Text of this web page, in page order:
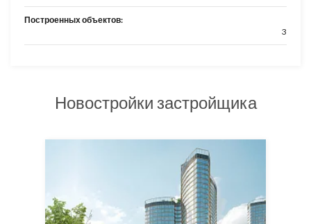
Построенных объектов:
3
Новостройки застройщика